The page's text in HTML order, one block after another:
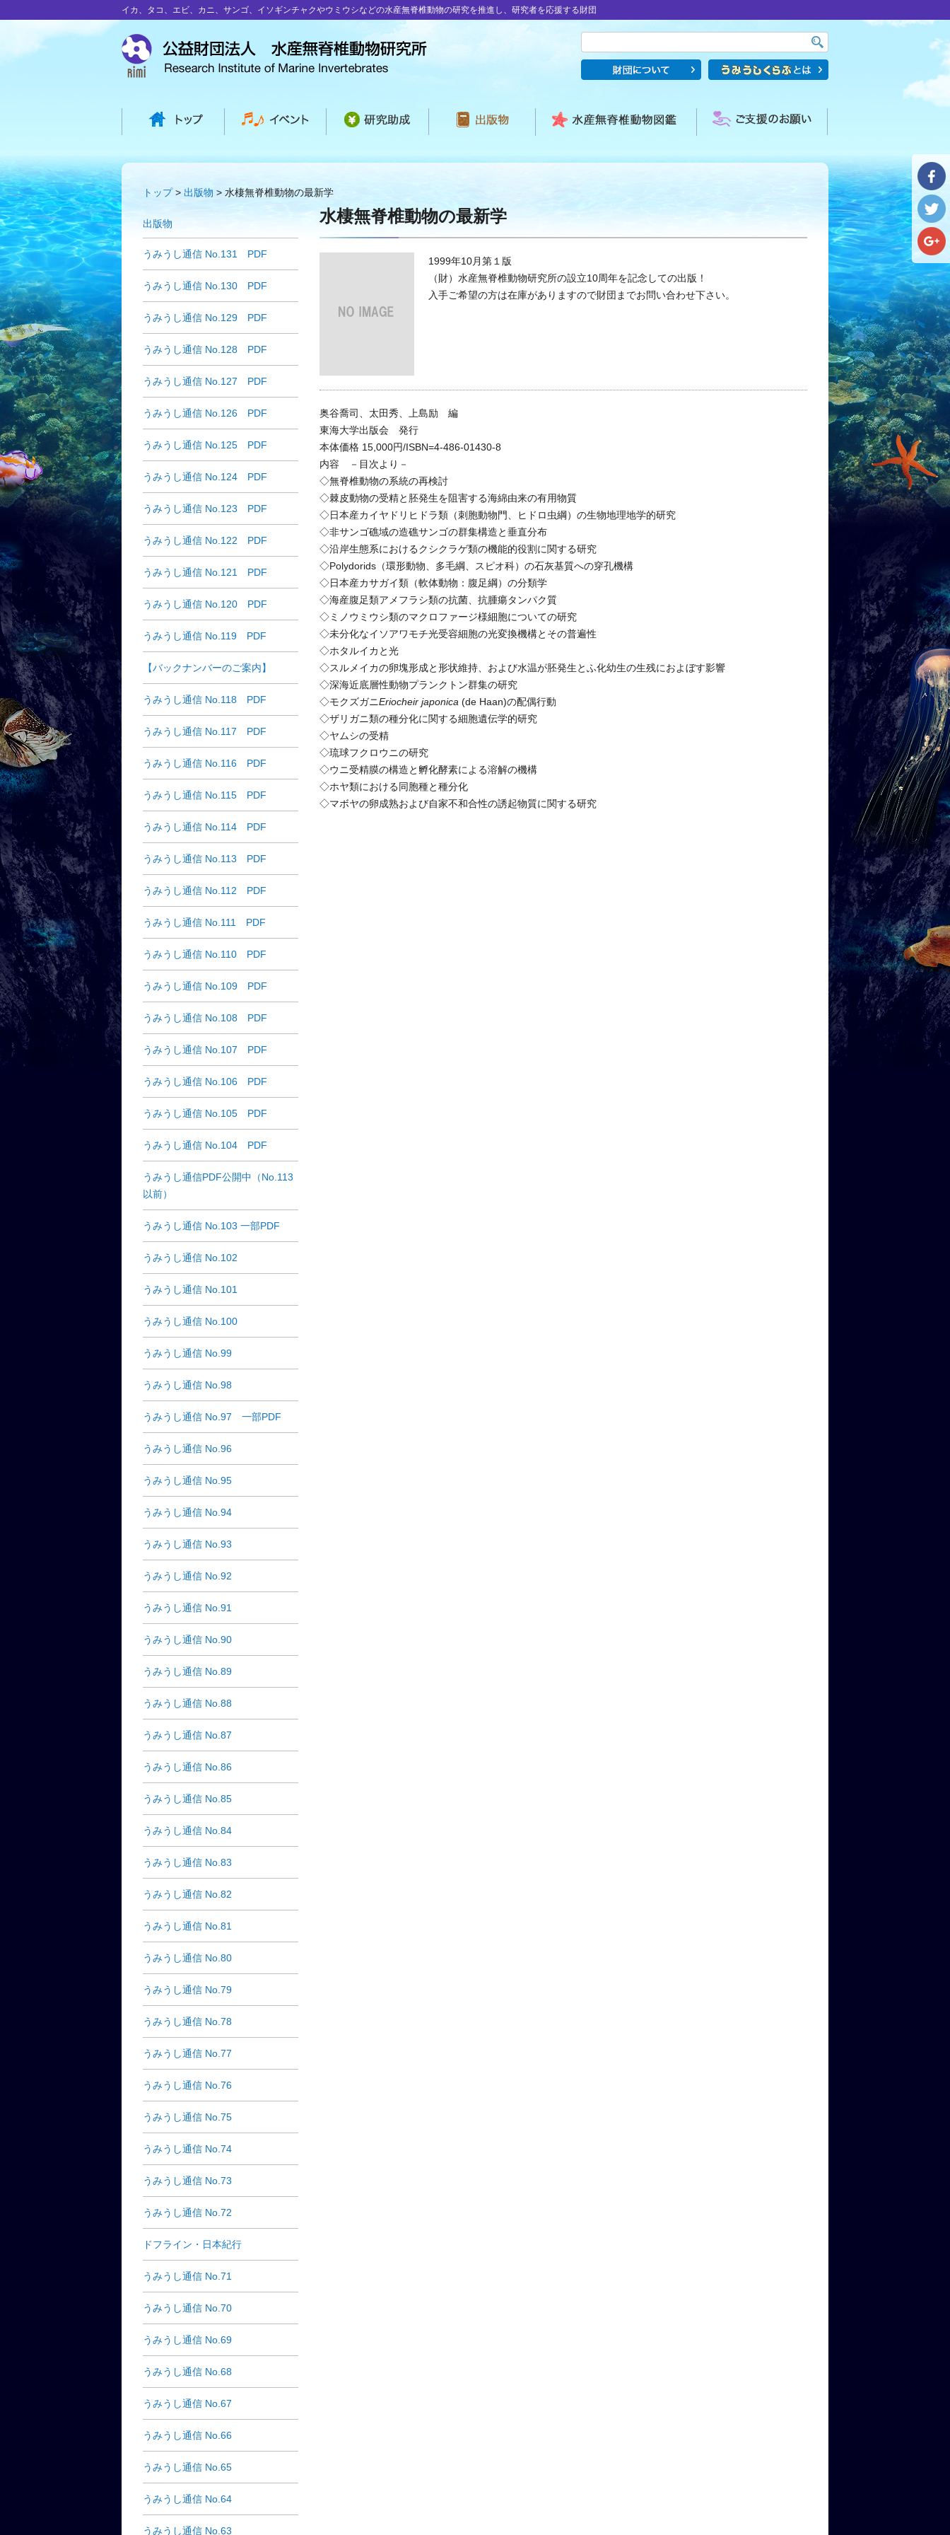
イカ、タコ、エビ、カニ、サンゴ、イソギンチャクやウミウシなどの水産無脊椎動物の研究を推進し、研究者を応援する財団
トップ 出版物 水棲無脊椎動物の最新学
出版物
うみうし通信 No.131 PDF
うみうし通信 No.130 PDF
うみうし通信 No.129 PDF
うみうし通信 No.128 PDF
うみうし通信 No.127 PDF
うみうし通信 No.126 PDF
うみうし通信 No.125 PDF
うみうし通信 No.124 PDF
うみうし通信 No.123 PDF
うみうし通信 No.122 PDF
うみうし通信 No.121 PDF
うみうし通信 No.120 PDF
うみうし通信 No.119 PDF
【バックナンバーのご案内】
うみうし通信 No.118 PDF
うみうし通信 No.117 PDF
うみうし通信 No.116 PDF
うみうし通信 No.115 PDF
うみうし通信 No.114 PDF
うみうし通信 No.113 PDF
うみうし通信 No.112 PDF
うみうし通信 No.111 PDF
うみうし通信 No.110 PDF
うみうし通信 No.109 PDF
うみうし通信 No.108 PDF
うみうし通信 No.107 PDF
うみうし通信 No.106 PDF
うみうし通信 No.105 PDF
うみうし通信 No.104 PDF
うみうし通信PDF公開中（No.113
以前）
うみうし通信 No.103 一部PDF
うみうし通信 No.102
うみうし通信 No.101
うみうし通信 No.100
うみうし通信 No.99
うみうし通信 No.98
うみうし通信 No.97 一部PDF
うみうし通信 No.96
うみうし通信 No.95
うみうし通信 No.94
うみうし通信 No.93
うみうし通信 No.92
うみうし通信 No.91
うみうし通信 No.90
うみうし通信 No.89
うみうし通信 No.88
うみうし通信 No.87
うみうし通信 No.86
うみうし通信 No.85
うみうし通信 No.84
うみうし通信 No.83
うみうし通信 No.82
うみうし通信 No.81
うみうし通信 No.80
うみうし通信 No.79
うみうし通信 No.78
うみうし通信 No.77
うみうし通信 No.76
うみうし通信 No.75
うみうし通信 No.74
うみうし通信 No.73
うみうし通信 No.72
ドフライン・日本紀行
うみうし通信 No.71
うみうし通信 No.70
うみうし通信 No.69
うみうし通信 No.68
うみうし通信 No.67
うみうし通信 No.66
うみうし通信 No.65
うみうし通信 No.64
うみうし通信 No.63
水棲無脊椎動物の最新学
1999年10月第１版
（財）水産無脊椎動物研究所の設立10周年を記念しての出版！
入手ご希望の方は在庫がありますので財団までお問い合わせ下さい。
奥谷喬司、太田秀、上島励 編
東海大学出版会 発行
本体価格 15,000円/ISBN=4-486-01430-8
内容 －目次より－
◇無脊椎動物の系統の再検討
◇棘皮動物の受精と胚発生を阻害する海綿由来の有用物質
◇日本産カイヤドリヒドラ類（刺胞動物門、ヒドロ虫綱）の生物地理地学的研究
◇非サンゴ礁域の造礁サンゴの群集構造と垂直分布
◇沿岸生態系におけるクシクラゲ類の機能的役割に関する研究
◇Polydorids（環形動物、多毛綱、スピオ科）の石灰基質への穿孔機構
◇日本産カサガイ類（軟体動物：腹足綱）の分類学
◇海産腹足類アメフラシ類の抗菌、抗腫瘍タンパク質
◇ミノウミウシ類のマクロファージ様細胞についての研究
◇未分化なイソアワモチ光受容細胞の光変換機構とその普遍性
◇ホタルイカと光
◇スルメイカの卵塊形成と形状維持、および水温が胚発生とふ化幼生の生残におよぼす影響
◇深海近底層性動物プランクトン群集の研究
◇モクズガニEriocheir japonica (de Haan)の配偶行動
◇ザリガニ類の種分化に関する細胞遺伝学的研究
◇ヤムシの受精
◇琉球フクロウニの研究
◇ウニ受精膜の構造と孵化酵素による溶解の機構
◇ホヤ類における同胞種と種分化
◇マボヤの卵成熟および自家不和合性の誘起物質に関する研究